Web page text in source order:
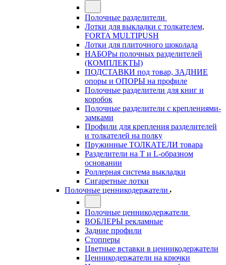
Полочные разделители
Лотки для выкладки с толкателем,
FORTA MULTIPUSH
Лотки для плиточного шоколада
НАБОРы полочных разделителей
(КОМПЛЕКТЫ)
ПОДСТАВКИ под товар, ЗАДНИЕ
опоры и ОПОРЫ на профиле
Полочные разделители для книг и
коробок
Полочные разделители с креплениями-
замками
Профили для крепления разделителей
и толкателей на полку
Пружинные ТОЛКАТЕЛИ товара
Разделители на Т и L-образном
основании
Роллерная система выкладки
Сигаретные лотки
Полочные ценникодержатели
Полочные ценникодержатели
ВОБЛЕРЫ рекламные
Задние профили
Стопперы
Цветные вставки в ценникодержатели
Ценникодержатели на крючки